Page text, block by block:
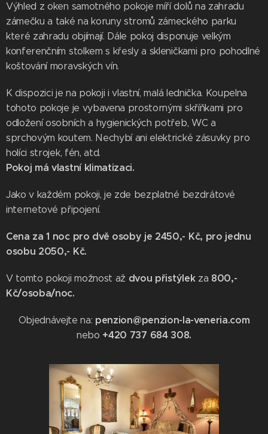
Výhled z oken samotného pokoje míří dolů na zahradu
zámečku a také na koruny stromů zámeckého parku
které zahradu objímají. Dále pokoj disponuje velkým
konferenčním stolkem s křesly a skleničkami pro pohodlné
koštování moravských vín.
K dispozici je na pokoji i vlastní, malá lednička. Koupelna
tohoto pokoje je vybavena prostornými skříňkami pro
odložení osobních a hygienických potřeb, WC a
sprchovým koutem. Nechybí ani elektrické zásuvky pro
holíci strojek, fén, atd.
Pokoj má vlastní klimatizaci.
Jako v každém pokoji, je zde bezplatné bezdrátové
internetové připojení.
Cena za 1 noc pro dvě osoby je 2450,- Kč, pro jednu
osobu 2050,- Kč.
V tomto pokoji možnost až dvou přistýlek za 800,-
Kč/osoba/noc.
Objednávejte na: penzion@penzion-la-veneria.com
nebo +420 737 684 308.